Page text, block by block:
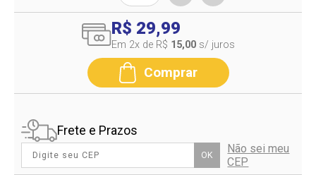
R$ 29,99
Em 2x de R$ 15,00 s/ juros
Comprar
Frete e Prazos
OK
Não sei meu
CEP